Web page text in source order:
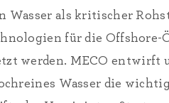
als kritischer
für die Offshore-
werden. MECO entwirft
Wasser die